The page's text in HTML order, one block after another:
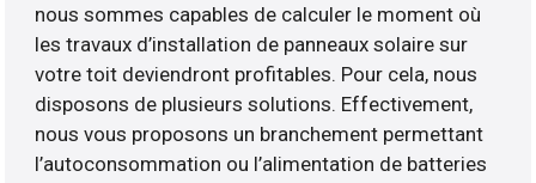
nous sommes capables de calculer le moment où
les travaux d’installation de panneaux solaire sur
votre toit deviendront profitables. Pour cela, nous
disposons de plusieurs solutions. Effectivement,
nous vous proposons un branchement permettant
l’autoconsommation ou l’alimentation de batteries